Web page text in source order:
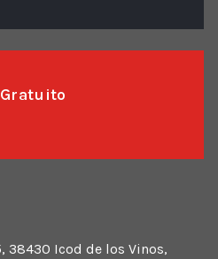
38430 Icod de los Vinos,